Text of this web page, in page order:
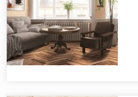
Клинкер